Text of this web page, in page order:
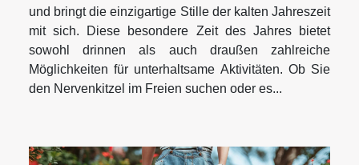
und bringt die einzigartige Stille der kalten Jahreszeit
mit sich. Diese besondere Zeit des Jahres bietet
sowohl drinnen als auch draußen zahlreiche
Möglichkeiten für unterhaltsame Aktivitäten. Ob Sie
den Nervenkitzel im Freien suchen oder es...